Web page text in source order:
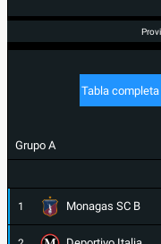
Tabla completa
Grupo A
1 Monagas SC B